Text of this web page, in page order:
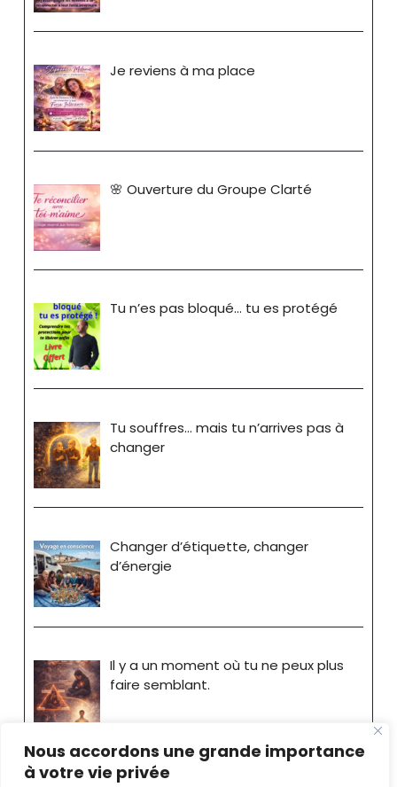
Nous accordons une grande importance
à votre vie privée
Je reviens à ma place
🌸 Ouverture du Groupe Clarté
Tu n’es pas bloqué… tu es protégé
Tu souffres… mais tu n’arrives pas à
changer
Changer d’étiquette, changer
d’énergie
Il y a un moment où tu ne peux plus
faire semblant.